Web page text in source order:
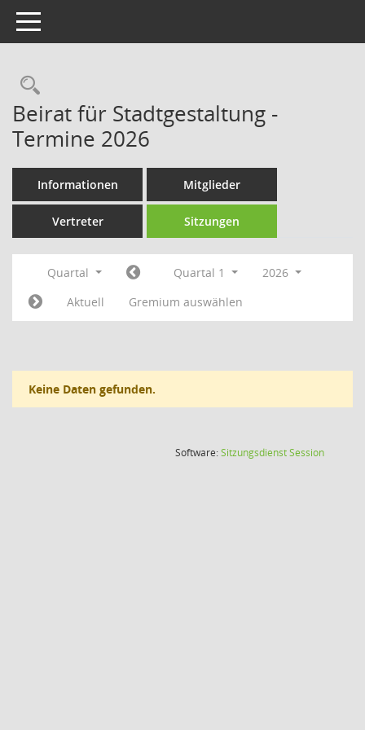
Toggle navigation
Rechercheauswahl
Beirat für Stadtgestaltung -
Termine 2026
Informationen Mitglieder
Vertreter Sitzungen
Quartal Quartal 1
2026
Aktuell
Gremium auswählen
Keine Daten gefunden.
Software:SitzungsdienstSession(Wird in